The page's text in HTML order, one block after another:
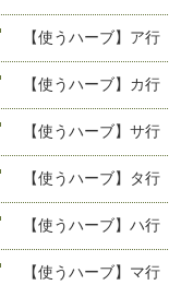
【使うハーブ】ア行
【使うハーブ】カ行
【使うハーブ】サ行
【使うハーブ】タ行
【使うハーブ】ハ行
【使うハーブ】マ行